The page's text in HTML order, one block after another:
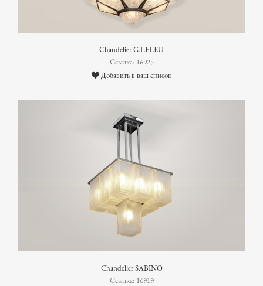
Chandelier G.LELEU
Ссылка: 16925
Добавить в ваш список
Chandelier SABINO
Ссылка: 16919